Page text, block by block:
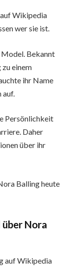
Wikipedia
wer sie ist.
Model. Bekannt
einem
ihr Name
Persönlichkeit
Daher
über ihr
Balling heute
Nora
auf Wikipedia